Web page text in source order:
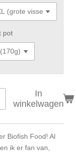
pot
In
winkelwagen
Biofish Food! Al
ik er fan van,